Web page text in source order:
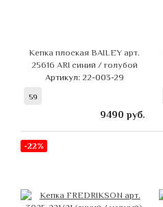
Кепка плоская BAILEY арт.
25616 ARI синий / голубой
Артикул: 22-003-29
59
9490 руб.
-22%